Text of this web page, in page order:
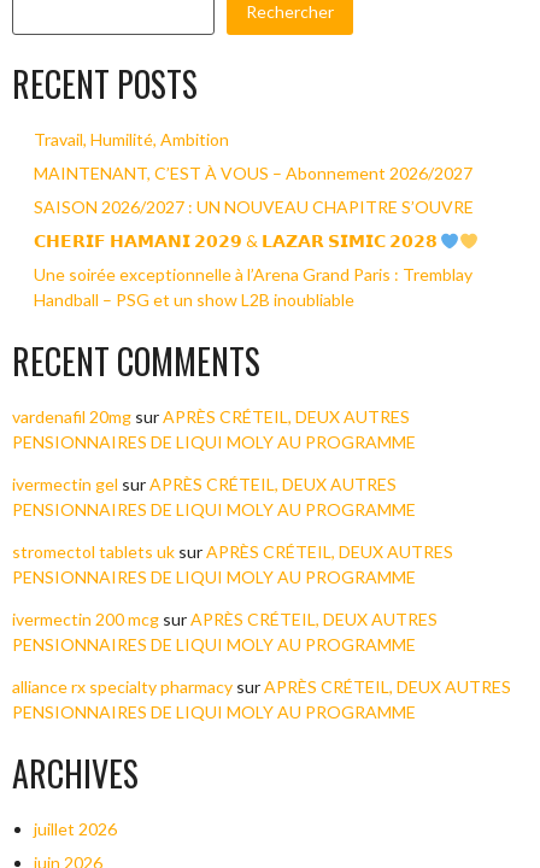
Rechercher
RECENT POSTS
Travail, Humilité, Ambition
MAINTENANT, C’EST À VOUS – Abonnement 2026/2027
SAISON 2026/2027 : UN NOUVEAU CHAPITRE S’OUVRE
𝗖𝗛𝗘𝗥𝗜𝗙 𝗛𝗔𝗠𝗔𝗡𝗜 𝟮𝟬𝟮𝟵 & 𝗟𝗔𝗭𝗔𝗥 𝗦𝗜𝗠𝗜𝗖 𝟮𝟬𝟮𝟴
Une soirée exceptionnelle à l’Arena Grand Paris : Tremblay
Handball – PSG et un show L2B inoubliable
RECENT COMMENTS
vardenafil 20mg surAPRÈS CRÉTEIL, DEUX AUTRES
PENSIONNAIRES DE LIQUI MOLY AU PROGRAMME
ivermectin gel surAPRÈS CRÉTEIL, DEUX AUTRES
PENSIONNAIRES DE LIQUI MOLY AU PROGRAMME
stromectol tablets uk surAPRÈS CRÉTEIL, DEUX AUTRES
PENSIONNAIRES DE LIQUI MOLY AU PROGRAMME
ivermectin 200 mcg surAPRÈS CRÉTEIL, DEUX AUTRES
PENSIONNAIRES DE LIQUI MOLY AU PROGRAMME
alliance rx specialty pharmacy surAPRÈS CRÉTEIL, DEUX AUTRES
PENSIONNAIRES DE LIQUI MOLY AU PROGRAMME
ARCHIVES
juillet 2026
juin 2026